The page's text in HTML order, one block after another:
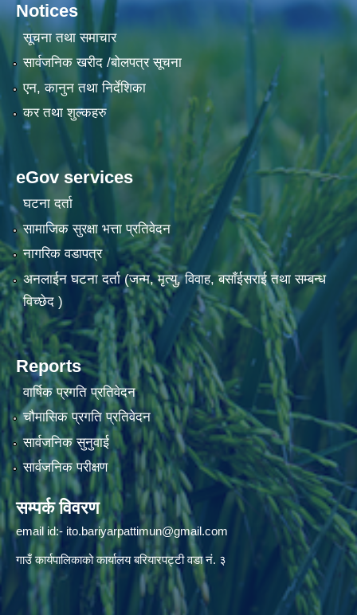
Notices
सूचना तथा समाचार
सार्वजनिक खरीद /बोलपत्र सूचना
एन, कानुन तथा निर्देशिका
कर तथा शुल्कहरु
eGov services
घटना दर्ता
सामाजिक सुरक्षा भत्ता प्रतिवेदन
नागरिक वडापत्र
अनलाईन घटना दर्ता (जन्म, मृत्यु, विवाह, बसाँईसराई तथा सम्बन्ध
विच्छेद )
Reports
वार्षिक प्रगति प्रतिवेदन
चौमासिक प्रगति प्रतिवेदन
सार्वजनिक सुनुवाई
सार्वजनिक परीक्षण
सम्पर्क विवरण
email id:- ito.bariyarpattimun@gmail.com
गाउँ कार्यपालिकाको कार्यालय बरियारपट्टी वडा नं. ३